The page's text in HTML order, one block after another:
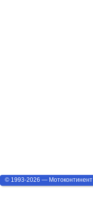
© 1993-2026 — Мотоконтинент